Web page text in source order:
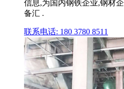
信息,为国内钢铁企业,钢材
备汇 .
联系电话: 180 3780 8511